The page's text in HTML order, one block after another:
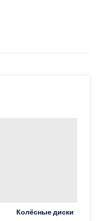
Колёсные диски